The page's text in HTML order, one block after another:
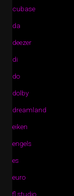
cubase
da
deezer
di
do
dolby
dreamland
eiken
engels
es
euro
fl studio